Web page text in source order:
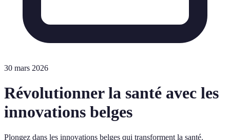
30 mars 2026
Révolutionner la santé avec les
innovations belges
Plongez dans les innovations belges qui transforment la santé.